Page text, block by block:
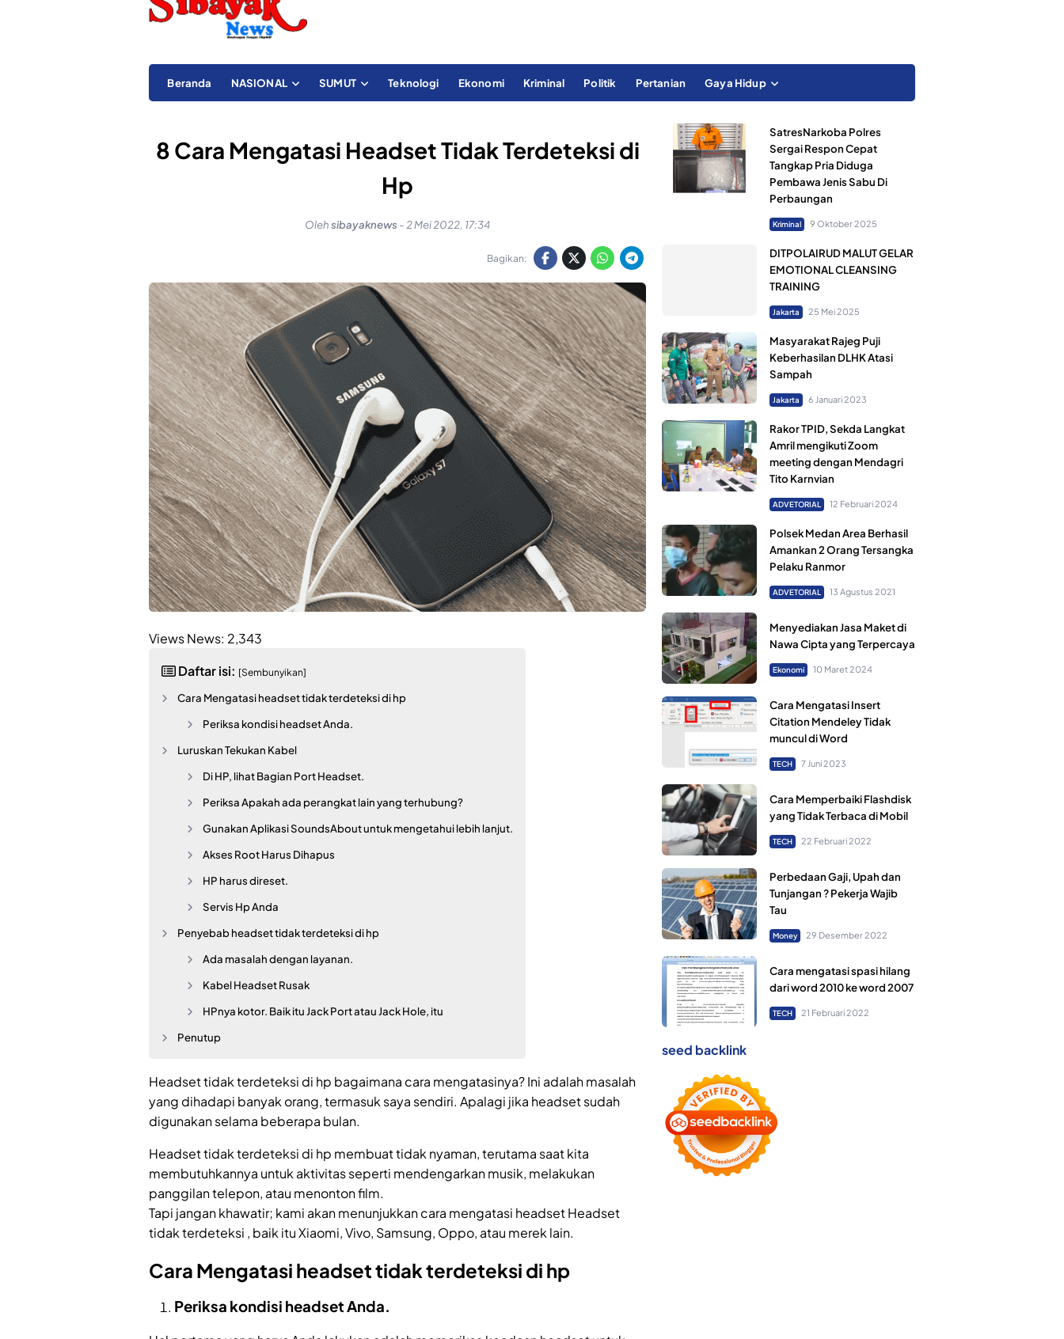
Beranda NASIONAL SUMUT Teknologi Ekonomi Kriminal Politik Pertanian Gaya Hidup
8 Cara Mengatasi Headset Tidak Terdeteksi di
Hp
Olehsibayaknews - 2 Mei 2022, 17:34
Bagikan:
Views News: 2,343
Daftar isi: [Sembunyikan]
Cara Mengatasi headset tidak terdeteksi di hp
Periksa kondisi headset Anda.
Luruskan Tekukan Kabel
Di HP, lihat Bagian Port Headset.
Periksa Apakah ada perangkat lain yang terhubung?
Gunakan Aplikasi SoundsAbout untuk mengetahui lebih lanjut.
Akses Root Harus Dihapus
HP harus direset.
Servis Hp Anda
Penyebab headset tidak terdeteksi di hp
Ada masalah dengan layanan.
Kabel Headset Rusak
HPnya kotor. Baik itu Jack Port atau Jack Hole, itu
Penutup
Headset tidak terdeteksi di hp bagaimana cara mengatasinya? Ini adalah masalah
yang dihadapi banyak orang, termasuk saya sendiri. Apalagi jika headset sudah
digunakan selama beberapa bulan.
Headset tidak terdeteksi di hp membuat tidak nyaman, terutama saat kita
membutuhkannya untuk aktivitas seperti mendengarkan musik, melakukan
panggilan telepon, atau menonton film.
Tapi jangan khawatir; kami akan menunjukkan cara mengatasi headset Headset
tidak terdeteksi , baik itu Xiaomi, Vivo, Samsung, Oppo, atau merek lain.
Cara Mengatasi headset tidak terdeteksi di hp
Periksa kondisi headset Anda.
SatresNarkoba Polres
Sergai Respon Cepat
Tangkap Pria Diduga
Pembawa Jenis Sabu Di
Perbaungan
Kriminal 9 Oktober 2025
DITPOLAIRUD MALUT GELAR
EMOTIONAL CLEANSING
TRAINING
Jakarta 25 Mei 2025
Masyarakat Rajeg Puji
Keberhasilan DLHK Atasi
Sampah
Jakarta 6 Januari 2023
Rakor TPID, Sekda Langkat
Amril mengikuti Zoom
meeting dengan Mendagri
Tito Karnvian
ADVETORIAL 12 Februari 2024
Polsek Medan Area Berhasil
Amankan 2 Orang Tersangka
Pelaku Ranmor
ADVETORIAL 13 Agustus 2021
Menyediakan Jasa Maket di
Nawa Cipta yang Terpercaya
Ekonomi 10 Maret 2024
Cara Mengatasi Insert
Citation Mendeley Tidak
muncul di Word
TECH 7 Juni 2023
Cara Memperbaiki Flashdisk
yang Tidak Terbaca di Mobil
TECH 22 Februari 2022
Perbedaan Gaji, Upah dan
Tunjangan ? Pekerja Wajib
Tau
Money 29 Desember 2022
Cara mengatasi spasi hilang
dari word 2010 ke word 2007
TECH 21 Februari 2022
seed backlink